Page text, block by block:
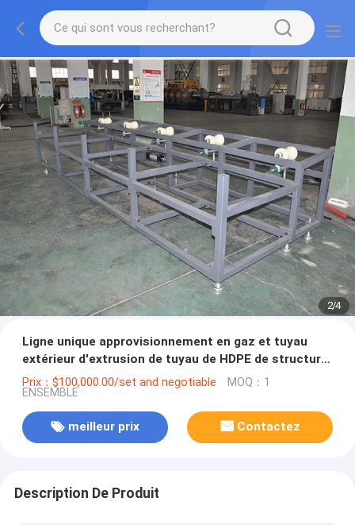
2/4
Ligne unique approvisionnement en gaz et tuyau
extérieur d'extrusion de tuyau de HDPE de structure
d'approvisionnement en eau
Prix：$100,000.00/set and negotiable MOQ：1
ENSEMBLE
meilleur prix Contactez
Description De Produit